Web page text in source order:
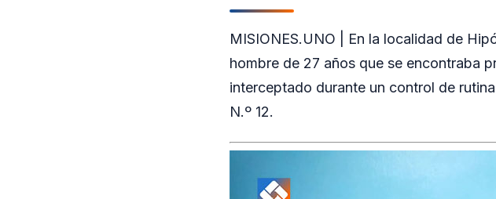
MISIONES.UNO | En la localidad de
hombre de 27 años que se encontraba
interceptado durante un control de
N.º 12.